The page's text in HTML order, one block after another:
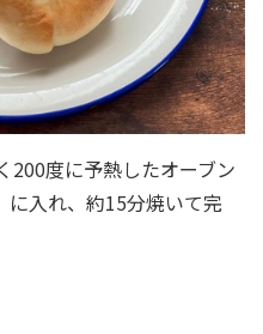
200度に予熱したオーブン
に入れ、約15分焼いて完